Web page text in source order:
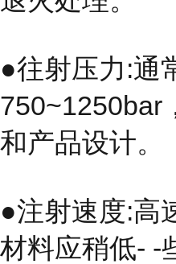
●往射压力:通
750~1250bar
和产品设计。
●注射速度:高
材料应稍低- -